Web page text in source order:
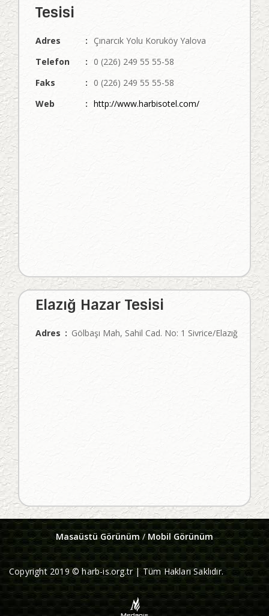
Tesisi
Adres : Çınarcık Yolu Koruköy Yalova
Telefon
:
0 (226) 249 55 55-58
Faks
: 0 (226) 249 55 55-58
Web
: http://www.harbisotel.com/
Elazığ Hazar Tesisi
Adres : Gölbaşı Mah, Sahil Cad. No: 1 Sivrice/Elazığ
Masaüstü Görünüm/ Mobil Görünüm
Copyright 2019 © harb-is.org.tr | Tüm Hakları Saklıdır.